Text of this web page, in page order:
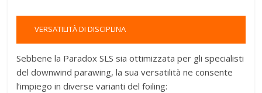
VERSATILITÀ DI DISCIPLINA
Sebbene la Paradox SLS sia ottimizzata per gli specialisti
del downwind parawing, la sua versatilità ne consente
l’impiego in diverse varianti del foiling: